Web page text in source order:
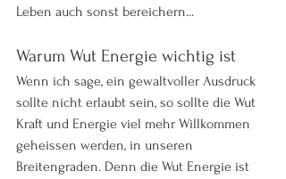
Leben auch sonst bereichern...
Warum Wut Energie wichtig ist
Wenn ich sage, ein gewaltvoller Ausdruck
sollte nicht erlaubt sein, so sollte die Wut
Kraft und Energie viel mehr Willkommen
geheissen werden, in unseren
Breitengraden. Denn die Wut Energie ist